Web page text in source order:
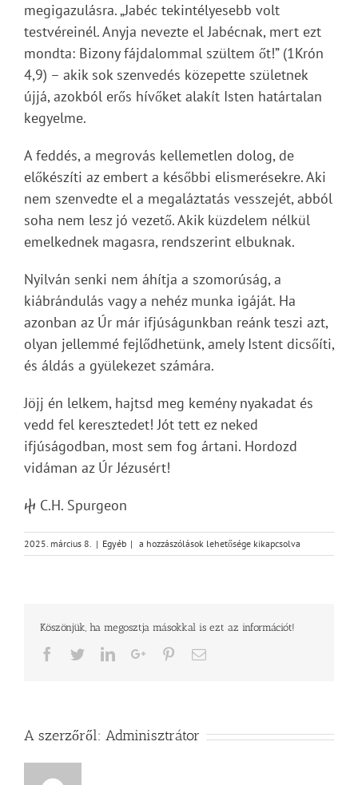
megigazulásra. „Jabéc tekintélyesebb volt
testvéreinél. Anyja nevezte el Jabécnak, mert ezt
mondta: Bizony fájdalommal szültem őt!” (1Krón
4,9) – akik sok szenvedés közepette születnek
újjá, azokból erős hívőket alakít Isten határtalan
kegyelme.
A feddés, a megrovás kellemetlen dolog, de
előkészíti az embert a későbbi elismerésekre. Aki
nem szenvedte el a megaláztatás vesszejét, abból
soha nem lesz jó vezető. Akik küzdelem nélkül
emelkednek magasra, rendszerint elbuknak.
Nyilván senki nem áhítja a szomorúság, a
kiábrándulás vagy a nehéz munka igáját. Ha
azonban az Úr már ifjúságunkban reánk teszi azt,
olyan jellemmé fejlődhetünk, amely Istent dicsőíti,
és áldás a gyülekezet számára.
Jöjj én lelkem, hajtsd meg kemény nyakadat és
vedd fel keresztedet! Jót tett ez neked
ifjúságodban, most sem fog ártani. Hordozd
vidáman az Úr Jézusért!
ⴕ C.H. Spurgeon
2025. március 8. | Egyéb | Isten
ígéreteinek
erős
nevel
a hozzászólások lehetősége kikapcsolva
Köszönjük, ha megosztja másokkal is ezt az információt!
Facebook
TwitterLinkedInGoogle+PinterestEmail
A szerzőről: Adminisztrátor